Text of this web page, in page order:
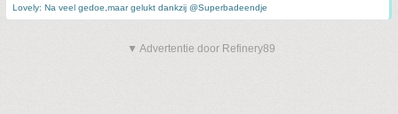
Lovely: Na veel gedoe,maar gelukt dankzij @Superbadeendje
▼ Advertentie door Refinery89